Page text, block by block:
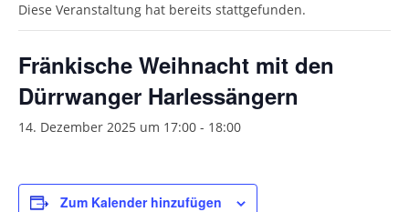
Münstergalerie
Pfarrzentrum
Pfarrgarten
Diese Veranstaltung hat bereits stattgefunden.
Fränkische Weihnacht mit den
Dürrwanger Harlessängern
14. Dezember 2025 um 17:00 - 18:00
Zum Kalender hinzufügen